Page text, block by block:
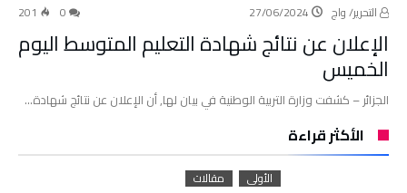
التحرير/ واج
27/06/2024
201
الإعلان عن نتائج شهادة التعليم المتوسط اليوم
الخميس
الجزائر – كشفت وزارة التربية الوطنية في بيان لها, أن الإعلان عن نتائج شهادة…
الأكثر قراءة
الأولى مقالات